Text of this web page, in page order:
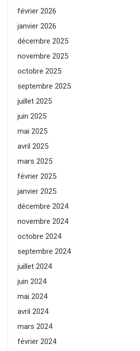
février 2026
janvier 2026
décembre 2025
novembre 2025
octobre 2025
septembre 2025
juillet 2025
juin 2025
mai 2025
avril 2025
mars 2025
février 2025
janvier 2025
décembre 2024
novembre 2024
octobre 2024
septembre 2024
juillet 2024
juin 2024
mai 2024
avril 2024
mars 2024
février 2024